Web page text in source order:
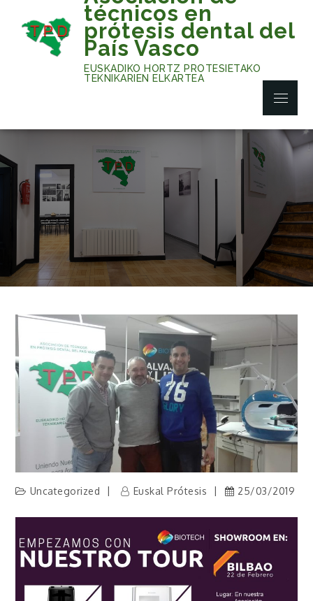
content
técnicos en
prótesis dental del
País Vasco
EUSKADIKO HORTZ PROTESIETAKO
TEKNIKARIEN ELKARTEA
Menu
Uncategorized Euskal Prótesis 25/03/2019